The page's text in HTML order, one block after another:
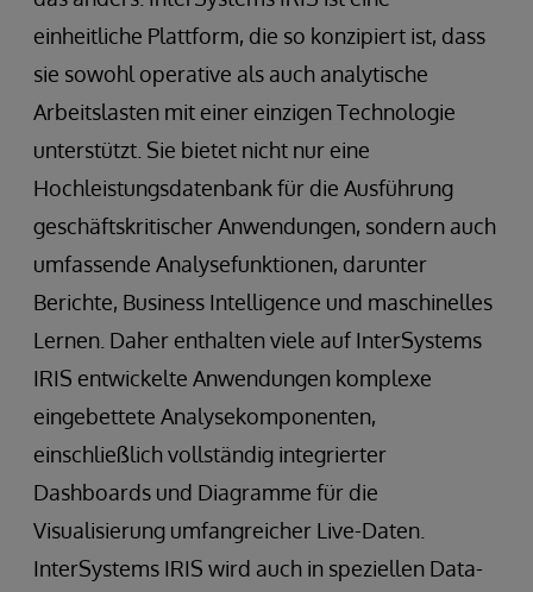
einheitliche Plattform, die so konzipiert ist, dass
sie sowohl operative als auch analytische
Arbeitslasten mit einer einzigen Technologie
unterstützt. Sie bietet nicht nur eine
Hochleistungsdatenbank für die Ausführung
geschäftskritischer Anwendungen, sondern auch
umfassende Analysefunktionen, darunter
Berichte, Business Intelligence und maschinelles
Lernen. Daher enthalten viele auf InterSystems
IRIS entwickelte Anwendungen komplexe
eingebettete Analysekomponenten,
einschließlich vollständig integrierter
Dashboards und Diagramme für die
Visualisierung umfangreicher Live-Daten.
InterSystems IRIS wird auch in speziellen Data-